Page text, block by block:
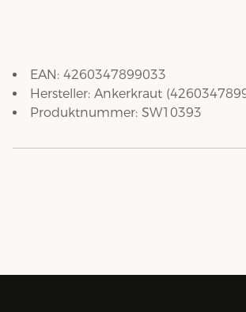
EAN: 4260347899033
Hersteller: Ankerkraut (
Produktnummer: SW10393